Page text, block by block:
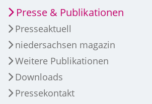
Presse & Publikationen
Presseaktuell
niedersachsen magazin
Weitere Publikationen
Downloads
Pressekontakt